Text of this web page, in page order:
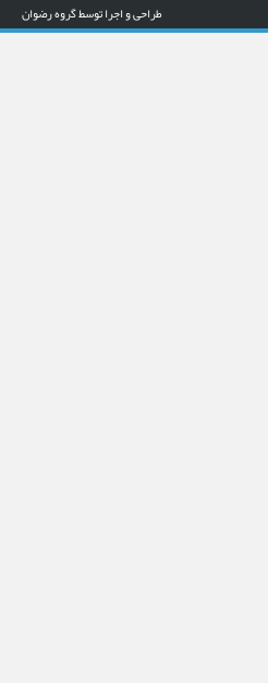
طراحی و اجرا توسط گروه رضوان